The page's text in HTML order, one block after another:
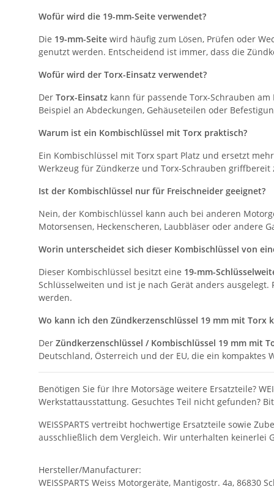
Wofür wird die 19-mm-Seite verwendet?
Die 19-mm-Seite wird häufig zum Lösen, Prüfen oder
genutzt werden. Entscheidend ist immer, dass die
Wofür wird der Torx-Einsatz verwendet?
Der Torx-Einsatz kann für passende Torx-Schrauben
Beispiel an Abdeckungen, Gehäuseteilen oder
Warum ist ein Kombischlüssel mit Torx praktisch?
Ein Kombischlüssel mit Torx spart Platz und ersetzt
Werkzeug für Zündkerze und Torx-Schrauben
Ist der Kombischlüssel nur für Freischneider geeignet?
Nein, der Kombischlüssel kann auch bei anderen
Motorsensen, Heckenscheren, Laubbläser oder andere
Worin unterscheidet sich dieser Kombischlüssel von
Dieser Kombischlüssel besitzt eine 19-mm-
Schlüsselweiten und ist je nach Gerät anders
werden.
Wo kann ich den Zündkerzenschlüssel 19 mm mit Torx
Der Zündkerzenschlüssel / Kombischlüssel 19 mm mit
Deutschland, Österreich und der EU, die ein
Benötigen Sie für Ihre Motorsäge weitere Ersatzteile?
Werkstattausstattung. Gesuchtes Teil nicht gefunden?
WEISSPARTS vertreibt hochwertige Ersatzteile sowie
ausschließlich dem Vergleich. Wir unterhalten keinerlei
Hersteller/Manufacturer:
WEISSPARTS Weiss Motorgeräte, Mantigostr. 4a, 86830